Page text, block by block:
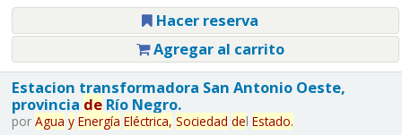
Hacer reserva
Agregar al carrito
Estacion transformadora San Antonio Oeste,
provincia deRío Negro.
por Agua y Energía Eléctrica, Sociedad del Estado.